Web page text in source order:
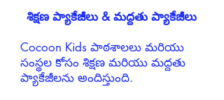
శిక్షణ ప్యాకేజీలు & మద్దతు ప్యాకేజీలు
Cocoon Kids పాఠశాలలు మరియు
సంస్థల కోసం శిక్షణ మరియు మద్దతు
ప్యాకేజీలను అందిస్తుంది.